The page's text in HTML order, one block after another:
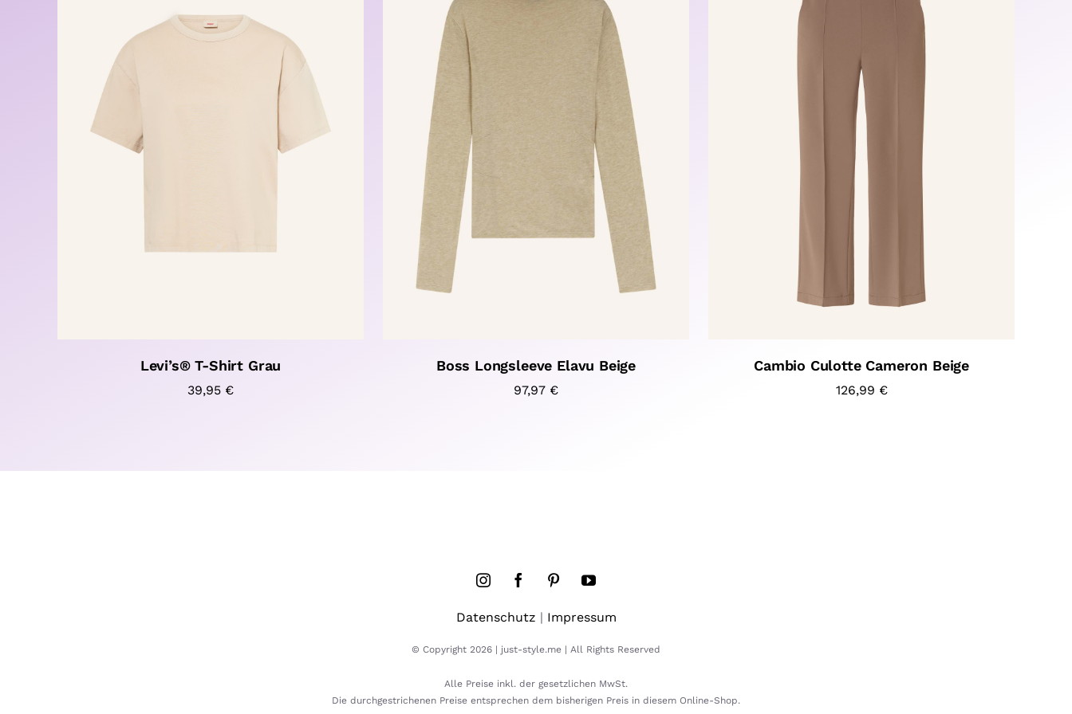
Levi’s® T-Shirt Grau
39,95 €
Boss Longsleeve Elavu Beige
97,97 €
Cambio Culotte Cameron Beige
126,99 €
Datenschutz | Impressum
© Copyright 2026 | just-style.me | All Rights Reserved
Alle Preise inkl. der gesetzlichen MwSt.
Die durchgestrichenen Preise entsprechen dem bisherigen Preis in diesem Online-Shop.